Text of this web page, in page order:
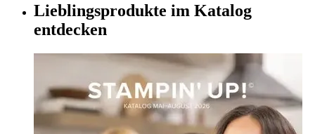
Lieblingsprodukte im Katalog
entdecken